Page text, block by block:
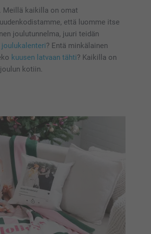
Meillä kaikilla on omat
että luomme itse
joulutunnelma, juuri teidän
joulukalenteri? Entä minkälainen
kuusen latvaan tähti? Kaikilla on
kotiin.